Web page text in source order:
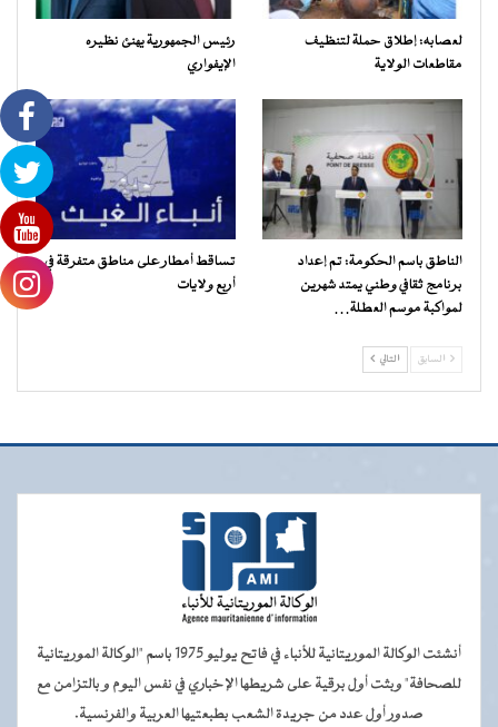
لعصابه: إطلاق حملة لتنظيف
مقاطعات الولاية
رئيس الجمهورية يهنئ نظيره
الإيفواري
الناطق باسم الحكومة: تم إعداد
برنامج ثقافي وطني يمتد شهرين
لمواكبة موسم العطلة…
تساقط أمطار على مناطق متفرقة في
أربع ولايات
السابق التالي
أنشئت الوكالة الموريتانية للأنباء في فاتح يوليو 1975 باسم "الوكالة الموريتانية
للصحافة" وبثت أول برقية على شريطها الإخباري في نفس اليوم و بالتزامن مع
صدور أول عدد من جريدة الشعب بطبعتيها العربية والفرنسية.